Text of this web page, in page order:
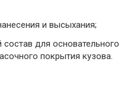
и высыхания;
для основательного
покрытия кузова.